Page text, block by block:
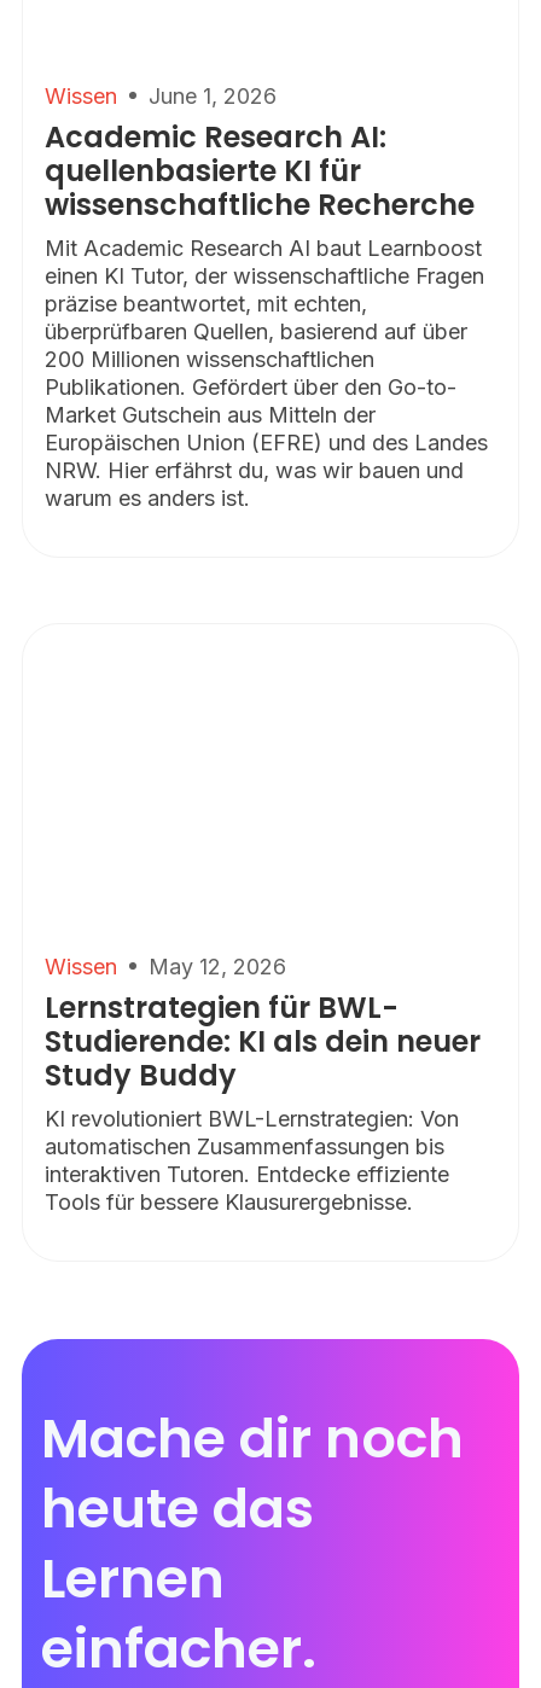
Wissen June 1, 2026
Academic Research AI:
quellenbasierte KI für
wissenschaftliche Recherche
Mit Academic Research AI baut Learnboost
einen KI Tutor, der wissenschaftliche Fragen
präzise beantwortet, mit echten,
überprüfbaren Quellen, basierend auf über
200 Millionen wissenschaftlichen
Publikationen. Gefördert über den Go-to-
Market Gutschein aus Mitteln der
Europäischen Union (EFRE) und des Landes
NRW. Hier erfährst du, was wir bauen und
warum es anders ist.
Wissen May 12, 2026
Lernstrategien für BWL-
Studierende: KI als dein neuer
Study Buddy
KI revolutioniert BWL-Lernstrategien: Von
automatischen Zusammenfassungen bis
interaktiven Tutoren. Entdecke effiziente
Tools für bessere Klausurergebnisse.
Mache dir noch
heute das
Lernen
einfacher.